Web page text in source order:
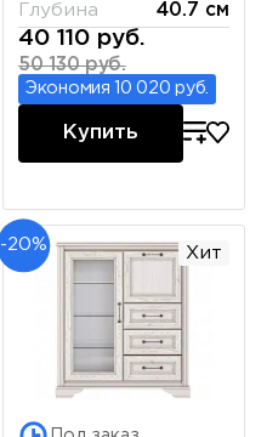
Глубина
40.7 см
40 110 руб.
50 130 руб.
Экономия 10 020 руб.
Купить
-20% Хит